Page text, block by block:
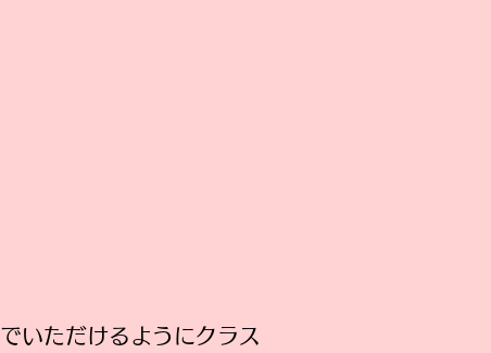
いただけるようにクラス